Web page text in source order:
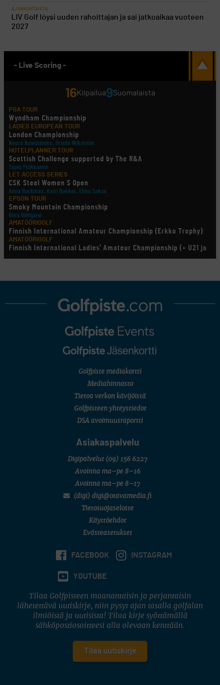
AJANKOHTAISTA
LIV Golf löysi uuden rahoittajan ja sai jatkoaikaa vuoteen
2027
- Live Scoring -
16Kilpailua9Suomalaista
PGA TOUR
Wyndham Championship
LADIES EUROPEAN TOUR
London Championship
Noora Komulainen, Ursula Wikström
HOTELPLANNER TOUR
Scottish Challenge supported by The R&A
Tapio Pulkkanen
LET ACCESS SERIES
CSK Steel Women´S Open
Anna Backman, Katri Bakker, Elina Saksa
EPSON TOUR
Smoky Mountain Championship
Kiira Riihijärvi
AMATÖÖRIGOLF
Finnish International Amateur Championship (Erkko Trophy)
AMATÖÖRIGOLF
Finnish International Ladies' Amateur Championship (+ U21 ja
U18/FJT/Aulanko)
LEGENDS TOUR
U.S. Women's Amateur Championship
Eeli Krankka, Lionel Mutikainen
Kivitippu Classic Invitational 2026
SM-reikäpeli (M50/Kymen Golf)
7 (U18 ja U21/pojat/Tahko)
Golfpiste mediakortti
Mediahinnasto
Tietoa verkon kävijöistä
Golfpisteen yhteystiedot
DSA avoimuusraportti
Asiakaspalvelu
Digipalvelut (09) 156 6227
Avoinna ma–pe 8–16
Avoinna ma–pe 8–17
(digi) digi@otavamedia.fi
Tietosuojaseloste
Käyttöehdot
Evästeasetukset
FACEBOOK INSTAGRAM
YOUTUBE
Tilaa Golfpisteen maanantaisin ja perjantaisin
lähetettävä uutiskirje, niin pysyt ajan tasalla golfalan
ilmiöistä ja uutisista! Tilaa kirje syöttämällä
sähköpostiosoitteesi alla olevaan kenttään.
Tilaa uutiskirje